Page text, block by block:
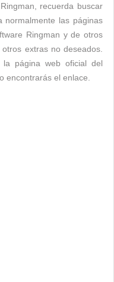
recuerda buscar
normalmente las páginas
Ringman y de otros
extras no deseados.
página web oficial del
encontrarás el enlace.